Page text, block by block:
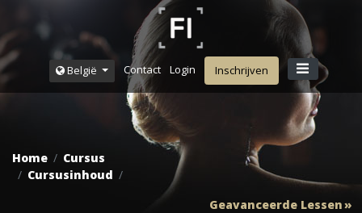
België Contact Login Inschrijven
Home
Cursus
Cursusinhoud
Geavanceerde Lessen